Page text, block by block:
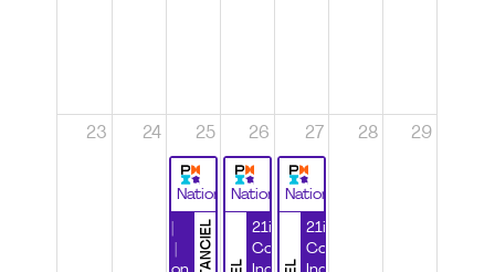
23 24 25
National
26
National
21ième
Congrès
27
National
21ième
Congrès
28 29